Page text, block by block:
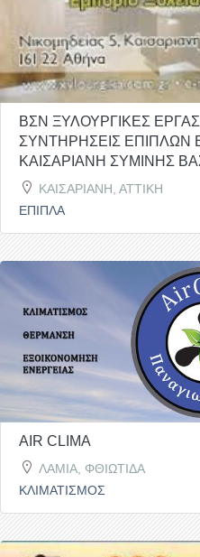
ΒΣΝ ΞΥΛΟΥΡΓΙΚΕΣ
ΣΥΝΤΗΡΗΣΕΙΣ ΕΠΙΠΛΩΝ
ΚΑΙΣΑΡΙΑΝΗ ΣΥΜΙΝΗΣ
ΚΑΙΣΑΡΙΑΝΗ, ΑΤΤΙΚΗ
ΕΠΙΠΛΑ
AIR CLIMA
ΛΑΜΙΑ, ΦΘΙΩΤΙΔΑ
ΚΛΙΜΑΤΙΣΜΟΣ